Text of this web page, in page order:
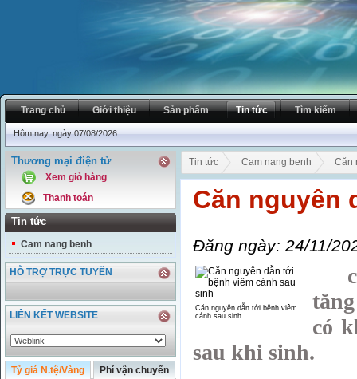
Trang chủ Giới thiệu Sản phẩm Tin tức Tìm kiếm
Hôm nay, ngày 07/08/2026
Thương mại điện tử
Xem giỏ hàng
Thanh toán
Tin tức
Cam nang benh
HỖ TRỢ TRỰC TUYẾN
LIÊN KẾT WEBSITE
Tỷ giá N.tệ/Vàng Phí vận chuyển
Tin tức Cam nang benh Căn
Căn nguyên
Đăng ngày: 24/11/
Căn nguyên dẫn tới bệnh viêm
cánh sau sinh
có
sau khi sinh.